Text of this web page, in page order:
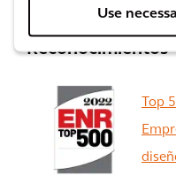
Use
Reconocimientos
Top